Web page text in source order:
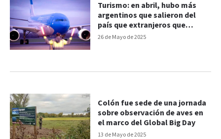
26 de Mayo de 2025
Turismo: en abril, hubo más
argentinos que salieron del
país que extranjeros que
llegaron
13 de Mayo de 2025
Colón fue sede de una jornada
sobre observación de aves en
el marco del Global Big Day